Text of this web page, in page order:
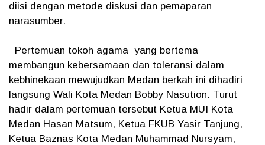
diisi dengan metode diskusi dan pemaparan
narasumber.
Pertemuan tokoh agama yang bertema
membangun kebersamaan dan toleransi dalam
kebhinekaan mewujudkan Medan berkah ini dihadiri
langsung Wali Kota Medan Bobby Nasution. Turut
hadir dalam pertemuan tersebut Ketua MUI Kota
Medan Hasan Matsum, Ketua FKUB Yasir Tanjung,
Ketua Baznas Kota Medan Muhammad Nursyam,